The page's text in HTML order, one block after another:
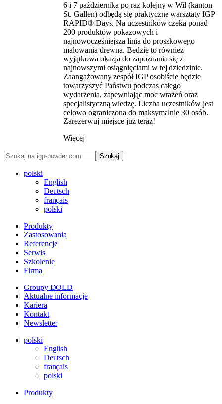
6 i 7 października po raz kolejny w Wil (kanton
St. Gallen) odbędą się praktyczne warsztaty IGP
RAPID® Days. Na uczestników czeka ponad
200 produktów pokazowych i
najnowocześniejsza linia do proszkowego
malowania drewna. Bedzie to również
wyjątkowa okazja do zapoznania się z
najnowszymi osiągnięciami w tej dziedzinie.
Zaangażowany zespół IGP osobiście będzie
towarzyszyć Państwu podczas całego
wydarzenia, zapewniając moc wrażeń oraz
specjalistyczną wiedzę. Liczba uczestników jest
celowo ograniczona do maksymalnie 30 osób.
Zarezerwuj miejsce już teraz!
Więcej
Szukaj
polski
English
Deutsch
français
polski
Produkty
Zastosowania
Referencje
Serwis
Szkolenie
Firma
Groupy DOLD
Aktualne informacje
Kariera
Kontakt
Newsletter
polski
English
Deutsch
français
polski
Produkty